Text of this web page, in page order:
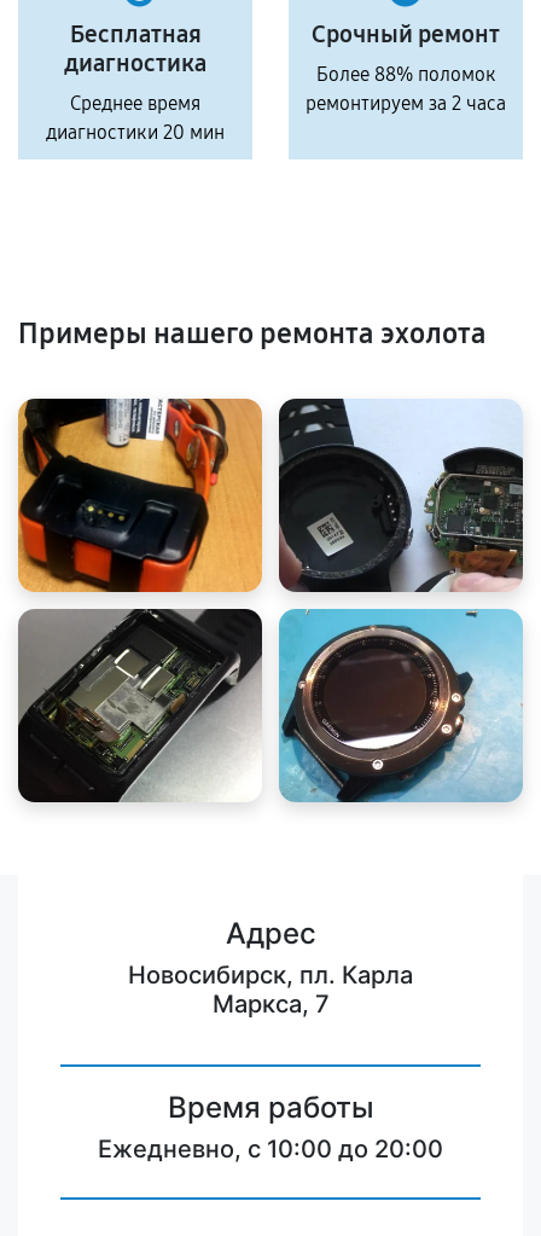
Бесплатная
диагностика
Среднее время
диагностики 20 мин
Срочный ремонт
Более 88% поломок
ремонтируем за 2 часа
Примеры нашего ремонта эхолота
Адрес
Новосибирск, пл. Карла
Маркса, 7
Время работы
Ежедневно, с 10:00 до 20:00